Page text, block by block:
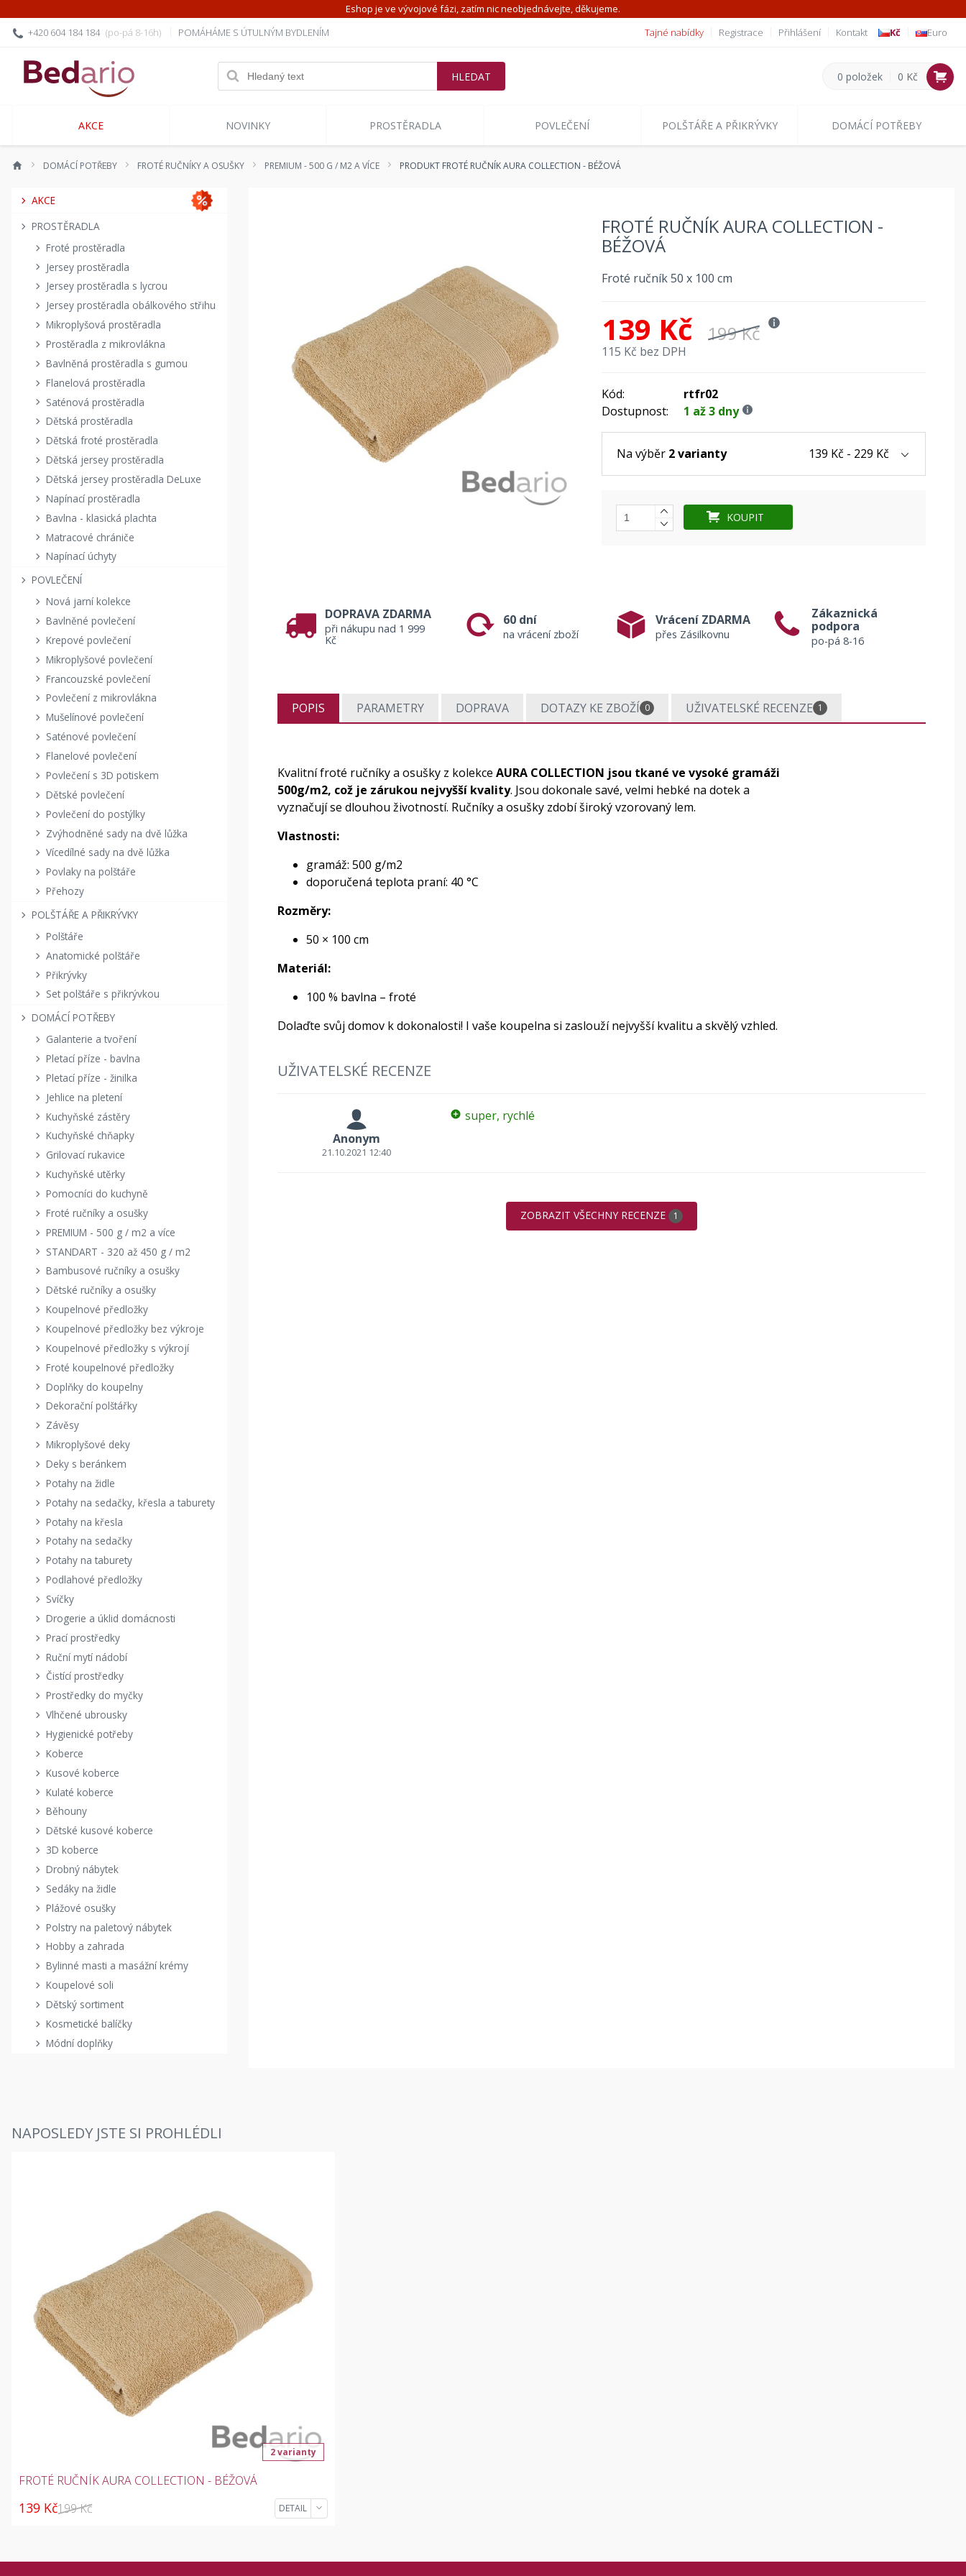
Eshop je ve vývojové fázi, zatím nic neobjednávejte, děkujeme.
+420 604 184 184 (po-pá 8-16h) POMÁHÁME S ÚTULNÝM BYDLENÍM Tajné nabídky Registrace Přihlášení Kontakt Kč Euro
0 položek 0 Kč
AKCE NOVINKY PROSTĚRADLA POVLEČENÍ POLŠTÁŘE A PŘIKRÝVKY DOMÁCÍ POTŘEBY
DOMÁCÍ POTŘEBY FROTÉ RUČNÍKY A OSUŠKY PREMIUM - 500 G / M2 A VÍCE PRODUKT FROTÉ RUČNÍK AURA COLLECTION - BÉŽOVÁ
AKCE
PROSTĚRADLA
Froté prostěradla
Jersey prostěradla
Jersey prostěradla s lycrou
Jersey prostěradla obálkového střihu
Mikroplyšová prostěradla
Prostěradla z mikrovlákna
Bavlněná prostěradla s gumou
Flanelová prostěradla
Saténová prostěradla
Dětská prostěradla
Dětská froté prostěradla
Dětská jersey prostěradla
Dětská jersey prostěradla DeLuxe
Napínací prostěradla
Bavlna - klasická plachta
Matracové chrániče
Napínací úchyty
POVLEČENÍ
Nová jarní kolekce
Bavlněné povlečení
Krepové povlečení
Mikroplyšové povlečení
Francouzské povlečení
Povlečení z mikrovlákna
Mušelínové povlečení
Saténové povlečení
Flanelové povlečení
Povlečení s 3D potiskem
Dětské povlečení
Povlečení do postýlky
Zvýhodněné sady na dvě lůžka
Vícedílné sady na dvě lůžka
Povlaky na polštáře
Přehozy
POLŠTÁŘE A PŘIKRÝVKY
Polštáře
Anatomické polštáře
Přikrývky
Set polštáře s přikrývkou
DOMÁCÍ POTŘEBY
Galanterie a tvoření
Pletací příze - bavlna
Pletací příze - žinilka
Jehlice na pletení
Kuchyňské zástěry
Kuchyňské chňapky
Grilovací rukavice
Kuchyňské utěrky
Pomocníci do kuchyně
Froté ručníky a osušky
PREMIUM - 500 g / m2 a více
STANDART - 320 až 450 g / m2
Bambusové ručníky a osušky
Dětské ručníky a osušky
Koupelnové předložky
Koupelnové předložky bez výkroje
Koupelnové předložky s výkrojí
Froté koupelnové předložky
Doplňky do koupelny
Dekorační polštářky
Závěsy
Mikroplyšové deky
Deky s beránkem
Potahy na židle
Potahy na sedačky, křesla a taburety
Potahy na křesla
Potahy na sedačky
Potahy na taburety
Podlahové předložky
Svíčky
Drogerie a úklid domácnosti
Prací prostředky
Ruční mytí nádobí
Čistící prostředky
Prostředky do myčky
Vlhčené ubrousky
Hygienické potřeby
Koberce
Kusové koberce
Kulaté koberce
Běhouny
Dětské kusové koberce
3D koberce
Drobný nábytek
Sedáky na židle
Plážové osušky
Polstry na paletový nábytek
Hobby a zahrada
Bylinné masti a masážní krémy
Koupelové soli
Dětský sortiment
Kosmetické balíčky
Módní doplňky
FROTÉ RUČNÍK AURA COLLECTION -
BÉŽOVÁ
Froté ručník 50 x 100 cm
139 Kč 199 Kč
115 Kč bez DPH
Kód:
rtfr02
Dostupnost:
1 až 3 dny
Na výběr 2 varianty 139 Kč - 229 Kč
KOUPIT
DOPRAVA ZDARMA
při nákupu nad 1 999
Kč
60 dní
na vrácení zboží
Vrácení ZDARMA
přes Zásilkovnu
Zákaznická
podpora
po-pá 8-16
POPIS PARAMETRY DOPRAVA DOTAZY KE ZBOŽÍ 0 UŽIVATELSKÉ RECENZE 1
Kvalitní froté ručníky a osušky z kolekce AURA COLLECTION jsou tkané ve vysoké gramáži
500g/m2, což je zárukou nejvyšší kvality. Jsou dokonale savé, velmi hebké na dotek a
vyznačují se dlouhou životností. Ručníky a osušky zdobí široký vzorovaný lem.
Vlastnosti:
gramáž: 500 g/m2
doporučená teplota praní: 40 °C
Rozměry:
50 × 100 cm
Materiál:
100 % bavlna – froté
Dolaďte svůj domov k dokonalosti! I vaše koupelna si zaslouží nejvyšší kvalitu a skvělý vzhled.
UŽIVATELSKÉ RECENZE
Anonym
21.10.2021 12:40
super, rychlé
ZOBRAZIT VŠECHNY RECENZE 1
NAPOSLEDY JSTE SI PROHLÉDLI
2 varianty
FROTÉ RUČNÍK AURA COLLECTION - BÉŽOVÁ
139 Kč199 Kč DETAIL